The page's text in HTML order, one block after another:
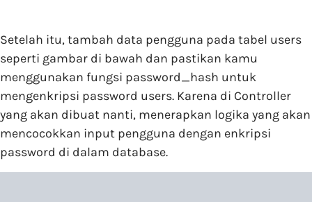
Setelah itu, tambah data pengguna pada tabel users
seperti gambar di bawah dan pastikan kamu
menggunakan fungsi password_hash untuk
mengenkripsi password users. Karena di Controller
yang akan dibuat nanti, menerapkan logika yang akan
mencocokkan input pengguna dengan enkripsi
password di dalam database.